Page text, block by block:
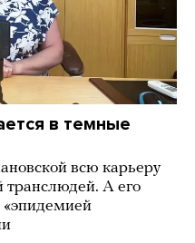
в темные
всю карьеру
транслюдей. А его
«эпидемией